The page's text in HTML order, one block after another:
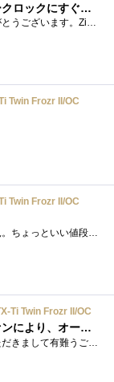
冷却性、静音性、オーバークロックにすぐれたお手頃な一品・ω・）ｂ
この度は、レビュー当選ありがとうございます。Zigsow様、MSIJapan様、Linksインターナショナル様に深く御礼申し上げます。●型番●N560GTX-TiTwinFrozrIIO...
Twin Frozr II/OC
Twin Frozr II/OC
昼休み。アキバを徘徊中に発見。ちょっといい値段だったのでジャンク品扱いですが購入。ここ数年はRADEON派だったのですが、久々のGeForceです。�...
Ti Twin Frozr II/OC
静音と冷却を両立したファンにより、オーバークロックモデルなのにまだまだいけるグラフィックカード